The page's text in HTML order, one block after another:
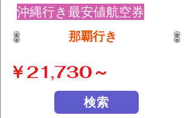
沖縄行き最安値航空券
那覇行き
￥21,730～
検索